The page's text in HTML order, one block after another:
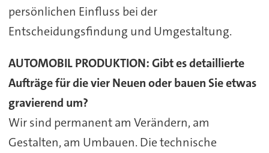
persönlichen Einfluss bei der
Entscheidungsfindung und Umgestaltung.
AUTOMOBIL PRODUKTION: Gibt es detaillierte
Aufträge für die vier Neuen oder bauen Sie etwas
gravierend um?
Wir sind permanent am Verändern, am
Gestalten, am Umbauen. Die technische